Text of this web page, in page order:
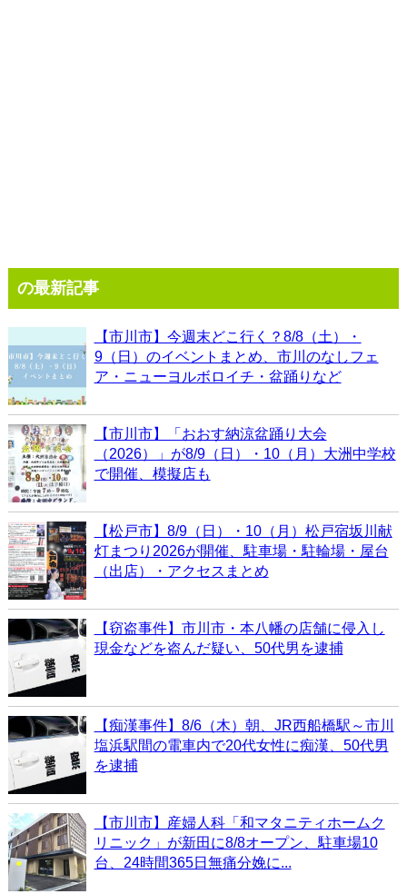
の最新記事
【市川市】今週末どこ行く？8/8（土）・
9（日）のイベントまとめ、市川のなしフェ
ア・ニューヨルボロイチ・盆踊りなど
【市川市】「おおす納涼盆踊り大会
（2026）」が8/9（日）・10（月）大洲中学校
で開催、模擬店も
【松戸市】8/9（日）・10（月）松戸宿坂川献
灯まつり2026が開催、駐車場・駐輪場・屋台
（出店）・アクセスまとめ
【窃盗事件】市川市・本八幡の店舗に侵入し
現金などを盗んだ疑い、50代男を逮捕
【痴漢事件】8/6（木）朝、JR西船橋駅～市川
塩浜駅間の電車内で20代女性に痴漢、50代男
を逮捕
【市川市】産婦人科「和マタニティホームク
リニック」が新田に8/8オープン、駐車場10
台、24時間365日無痛分娩に...